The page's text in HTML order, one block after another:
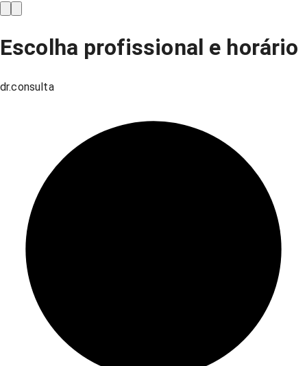
Escolha profissional e horário
dr.consulta